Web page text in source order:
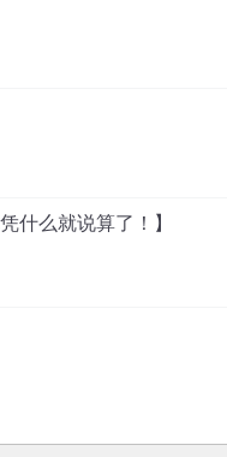
什么就说算了！】